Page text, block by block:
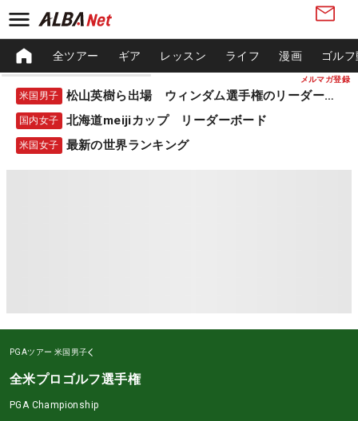
メルマガ登録
全ツアー ギア レッスン ライフ 漫画 ゴル
米国男子 松山英樹ら出場 ウィンダム選手権のリーダーボード
国内女子 北海道meijiカップ リーダーボード
米国女子 最新の世界ランキング
PGAツアー 米国男子
全米プロゴルフ選手権
PGA Championship